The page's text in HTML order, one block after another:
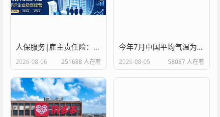
人保服务|雇主责任险：为企业用工风险提供务实保障
2026-08-06 251688 人在看
今年7月中国平均气温为历史同期第二高
2026-08-05 58087 人在看